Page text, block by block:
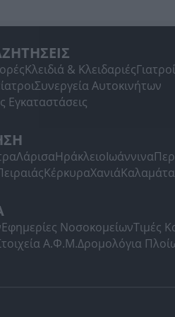
Κλειδιά & ΚλειδαριέςΓιατροί
Συνεργεία Αυτοκινήτων
Εγκαταστάσεις
ΛάρισαΗράκλειοΙωάννινα
ΚέρκυραΧανιάΚαλαμάτα
Εφημερίες ΝοσοκομείωνΤιμές
Α.Φ.Μ.Δρομολόγια